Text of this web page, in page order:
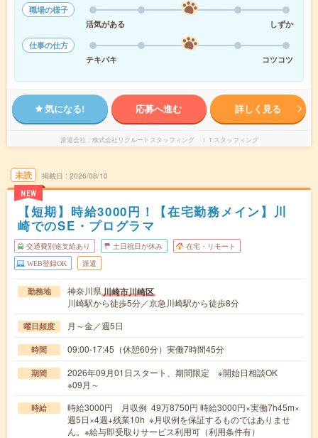
職場の様子
活気がある
しずか
仕事の仕方
テキパキ
コツコツ
気になる! 応募へ進む 詳しく見る
派遣会社 株式会社リクルートスタッフィング ＩＴスタッフィング
未読
NEW
掲載日 2026/08/10
【短期】時給3000円！【在宅勤務メイン】川
崎でのSE・プログラマ
交通費別途支給あり 土日祝日が休み 在宅・リモート
WEB登録OK 派遣
勤務地 神奈川県川崎市川崎区
川崎駅から徒歩5分／京急川崎駅から徒歩8分
曜日頻度 月～金／週5日
時間 09:00-17:45（休憩60分）実働7時間45分
期間
2026年09月01日スタート、期間限定 ※開始日相談OK
※09月～
時給
時給3000円 月収例 49万8750円 時給3000円×実働7h45m×
週5日×4週+残業10h ※月収例を保証するものではありませ
ん。※給与即受取りサービス利用可（利用条件有）